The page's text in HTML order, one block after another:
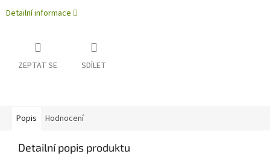
Detailní informace
ZEPTAT SE SDÍLET
Popis Hodnocení
Detailní popis produktu